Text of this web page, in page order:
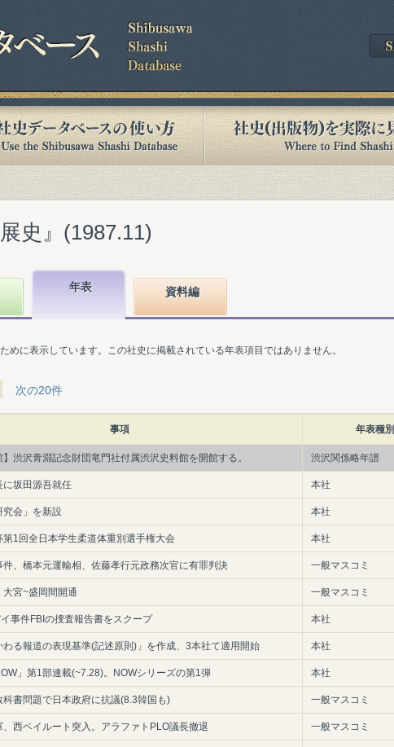
史』(1987.11)
年表 資料編
めに表示しています。この社史に掲載されている年表項目ではありません。
次の20件
事項 年表種別
】渋沢青淵記念財団竜門社付属渋沢史料館を開館する。 渋沢関係略年譜
に坂田源吾就任 本社
究会」を新設 本社
第1回全日本学生柔道体重別選手権大会 本社
件、橋本元運輸相、佐藤孝行元政務次官に有罪判決 一般マスコミ
宮~盛岡間開通 一般マスコミ
イ事件FBIの捜査報告書をスクープ 本社
わる報道の表現基準(記述原則)」を作成、3本社て適用開始 本社
」第1部連載(~7.28)。NOWシリーズの第1弾 本社
科書問題で日本政府に抗議(8.3韓国も) 一般マスコミ
、西ベイルート突入。アラファトPLO議長撤退 一般マスコミ